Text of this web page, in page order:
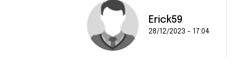
Erick59
28/12/2023 - 17:04